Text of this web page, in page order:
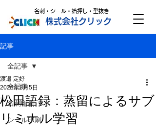
株式会社クリック
名刺・シール・箔押し・型抜き
記事
全記事
名刺印刷
シール印刷
全記事
松田語録：蒸留によるサブ
リミナル学習
渡邉 定好
2025年8月5日